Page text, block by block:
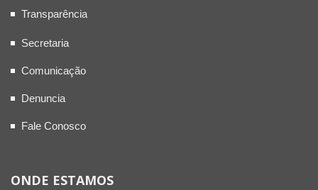
Transparência
Secretaria
Comunicação
Denuncia
Fale Conosco
ONDE ESTAMOS